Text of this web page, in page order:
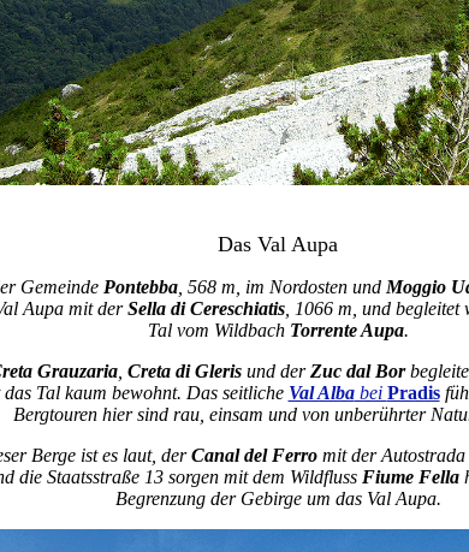
Das Val Aupa
Gemeinde Pontebba, 568 m, im Nordosten und Moggio
Aupa mit derSella di Cereschiatis , 1066 m, und
Tal vom Wildbach Torrente Aupa.
Grauzaria, Creta di Glerisund derZuc dal Bor
Tal kaum bewohnt. Das seitliche Val Albabei Pradis
Bergtouren hier sind rau, einsam und von unberührter
Berge ist es laut, derCanal del Ferro mit der
die Staatsstraße 13 sorgen mit dem Wildfluss Fiume Fella
Begrenzung der Gebirge um das Val Aupa.